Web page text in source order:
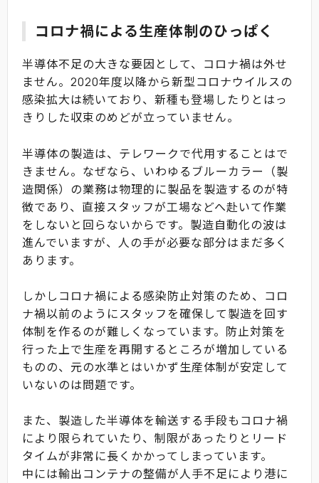
コロナ禍による生産体制のひっぱく
半導体不足の大きな要因として、コロナ禍は外せ
ません。2020年度以降から新型コロナウイルスの
感染拡大は続いており、新種も登場したりとはっ
きりした収束のめどが立っていません。
半導体の製造は、テレワークで代用することはで
きません。なぜなら、いわゆるブルーカラー（製
造関係）の業務は物理的に製品を製造するのが特
徴であり、直接スタッフが工場などへ赴いて作業
をしないと回らないからです。製造自動化の波は
進んでいますが、人の手が必要な部分はまだ多く
あります。
しかしコロナ禍による感染防止対策のため、コロ
ナ禍以前のようにスタッフを確保して製造を回す
体制を作るのが難しくなっています。防止対策を
行った上で生産を再開するところが増加している
ものの、元の水準とはいかず生産体制が安定して
いないのは問題です。
また、製造した半導体を輸送する手段もコロナ禍
により限られていたり、制限があったりとリード
タイムが非常に長くかかってしまっています。
中には輸出コンテナの整備が人手不足により港に